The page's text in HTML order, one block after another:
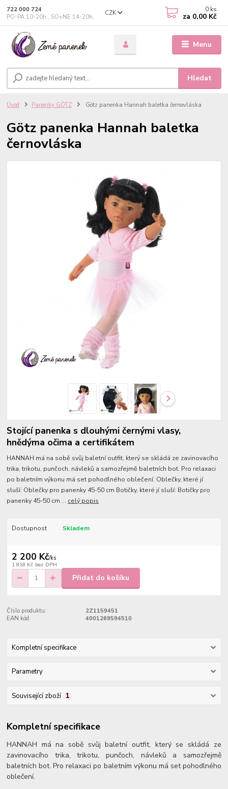
Menu
CZK
Hledat
722 000 724
PO-PÁ 10-20h., SO+NE 14-20h.
0 ks
za 0,00 Kč
Úvod Panenky GÖTZ Götz panenka Hannah baletka černovláska
Götz panenka Hannah baletka
černovláska
Stojící panenka s dlouhými černými vlasy,
hnědýma očima a certifikátem
HANNAH má na sobě svůj baletní outfit, který se skládá ze zavinovacího
trika, trikotu, punčoch, návleků a samozřejmě baletních bot. Pro relaxaci
po baletním výkonu má set pohodlného oblečení. Oblečky, které jí
sluší: Oblečky pro panenky 45-50 cm Botičky, které jí sluší: Botičky pro
panenky 45-50 cm ... celý popis
Dostupnost Skladem
2 200 Kč/ks
1 818 Kč bez DPH
Přidat do košíku
Číslo produktu:
2Z1159451
EAN kód:
4001269594510
Kompletní specifikace
Parametry
Související zboží 1
Kompletní specifikace
HANNAH má na sobě svůj baletní outfit, který se skládá ze
zavinovacího trika, trikotu, punčoch, návleků a samozřejmě
baletních bot. Pro relaxaci po baletním výkonu má set pohodlného
oblečení.